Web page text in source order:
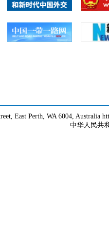
East Perth, WA 6004, Australia
中华人民共